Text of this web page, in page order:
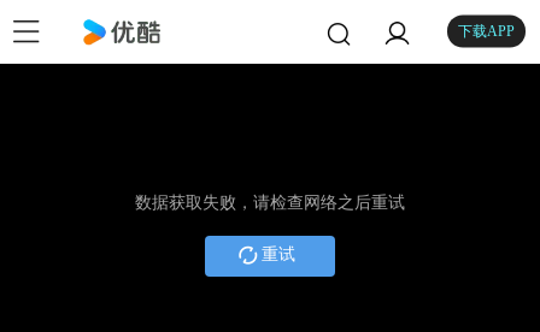
下载APP
数据获取失败，请检查网络之后重试
重试